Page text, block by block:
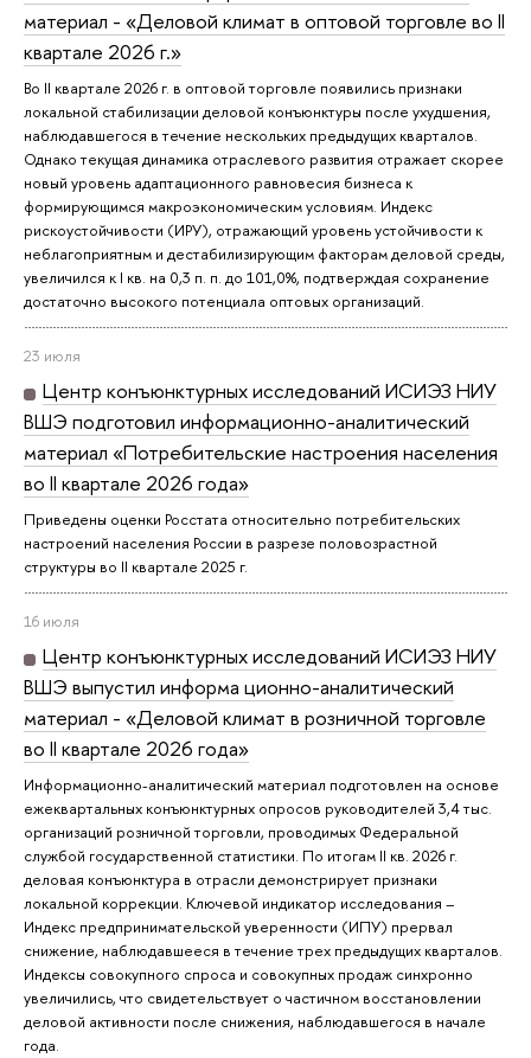
материал - «Деловой климат в оптовой торговле во II
квартале 2026 г.»
Во II квартале 2026 г. в оптовой торговле появились признаки
локальной стабилизации деловой конъюнктуры после ухудшения,
наблюдавшегося в течение нескольких предыдущих кварталов.
Однако текущая динамика отраслевого развития отражает скорее
новый уровень адаптационного равновесия бизнеса к
формирующимся макроэкономическим условиям. Индекс
рискоустойчивости (ИРУ), отражающий уровень устойчивости к
неблагоприятным и дестабилизирующим факторам деловой среды,
увеличился к I кв. на 0,3 п. п. до 101,0%, подтверждая сохранение
достаточно высокого потенциала оптовых организаций.
23 июля
Центр конъюнктурных исследований ИСИЭЗ НИУ
ВШЭ подготовил информационно-аналитический
материал «Потребительские настроения населения
во II квартале 2026 года»
Приведены оценки Росстата относительно потребительских
настроений населения России в разрезе половозрастной
структуры во II квартале 2025 г.
16 июля
Центр конъюнктурных исследований ИСИЭЗ НИУ
ВШЭ выпустил информа ционно-аналитический
материал - «Деловой климат в розничной торговле
во II квартале 2026 года»
Информационно-аналитический материал подготовлен на основе
ежеквартальных конъюнктурных опросов руководителей 3,4 тыс.
организаций розничной торговли, проводимых Федеральной
службой государственной статистики. По итогам II кв. 2026 г.
деловая конъюнктура в отрасли демонстрирует признаки
локальной коррекции. Ключевой индикатор исследования –
Индекс предпринимательской уверенности (ИПУ) прервал
снижение, наблюдавшееся в течение трех предыдущих кварталов.
Индексы совокупного спроса и совокупных продаж синхронно
увеличились, что свидетельствует о частичном восстановлении
деловой активности после снижения, наблюдавшегося в начале
года.